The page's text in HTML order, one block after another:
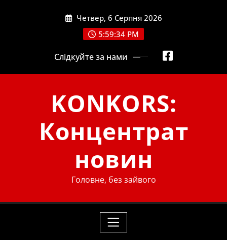
Четвер, 6 Серпня 2026
5:59:34 PM
Слідкуйте за нами
KONKORS:
Концентрат
новин
Головне, без зайвого